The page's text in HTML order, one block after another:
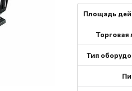
Площадь
Торговая
Тип